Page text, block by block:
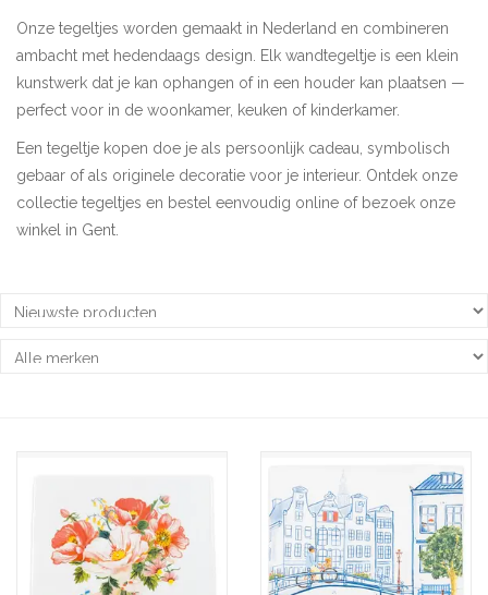
Pasen
Cadeaubonnen
Onze tegeltjes worden gemaakt in Nederland en combineren
ambacht met hedendaags design. Elk wandtegeltje is een klein
kunstwerk dat je kan ophangen of in een houder kan plaatsen —
perfect voor in de woonkamer, keuken of kinderkamer.
Een tegeltje kopen doe je als persoonlijk cadeau, symbolisch
gebaar of als originele decoratie voor je interieur. Ontdek onze
collectie tegeltjes en bestel eenvoudig online of bezoek onze
winkel in Gent.